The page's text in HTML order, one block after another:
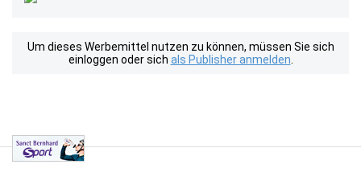
Um dieses Werbemittel nutzen zu können, müssen Sie sich
einloggen oder sich als Publisher anmelden